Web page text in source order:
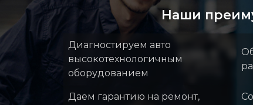
Наши
Диагностируем авто
высокотехнологичным
оборудованием
Даем гарантию на ремонт,